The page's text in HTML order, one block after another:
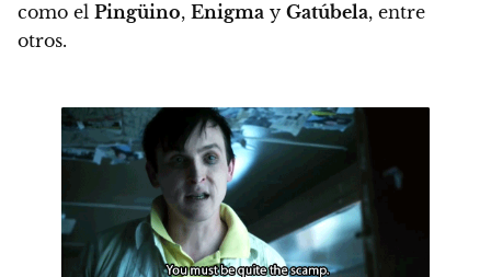
como el Pingüino, Enigma y Gatúbela, entre
otros.